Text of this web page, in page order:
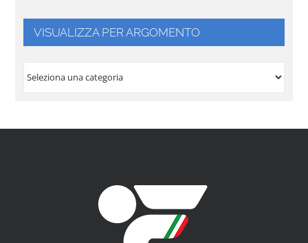
VISUALIZZA PER ARGOMENTO
VISUALIZZA